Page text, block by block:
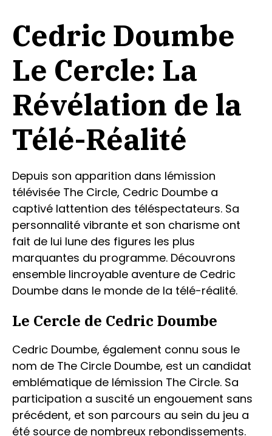
Cedric Doumbe
Le Cercle: La
Révélation de la
Télé-Réalité
Depuis son apparition dans lémission
télévisée The Circle, Cedric Doumbe a
captivé lattention des téléspectateurs. Sa
personnalité vibrante et son charisme ont
fait de lui lune des figures les plus
marquantes du programme. Découvrons
ensemble lincroyable aventure de Cedric
Doumbe dans le monde de la télé-réalité.
Le Cercle de Cedric Doumbe
Cedric Doumbe, également connu sous le
nom de The Circle Doumbe, est un candidat
emblématique de lémission The Circle. Sa
participation a suscité un engouement sans
précédent, et son parcours au sein du jeu a
été source de nombreux rebondissements.